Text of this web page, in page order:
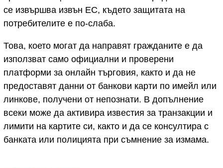
се извършва извън ЕС, където защитата на
потребителите е по-слаба.
Това, което могат да направят гражданите е да
използват само официални и проверени
платформи за онлайн търговия, както и да не
предоставят данни от банкови карти по имейл или
линкове, получени от непознати. В допълнение
всеки може да активира известия за транзакции и
лимити на картите си, както и да се консултира с
банката или полицията при съмнение за измама.